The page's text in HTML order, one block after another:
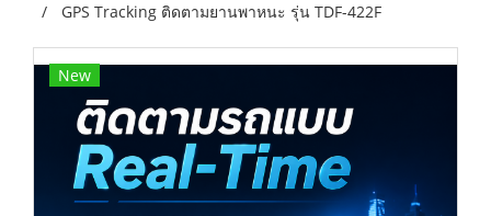
GPS Tracking ติดตามยานพาหนะ รุ่น TDF-422F
New